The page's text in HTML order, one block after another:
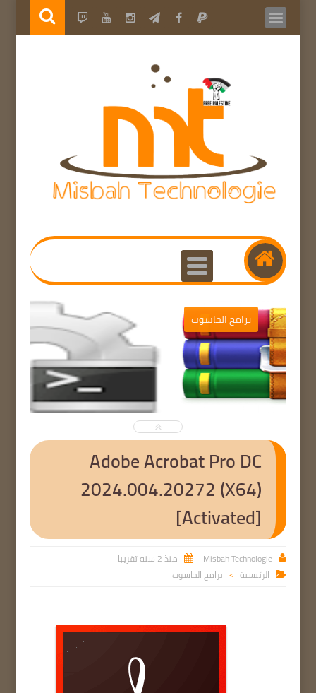
برامج الحاسوب
Adobe Acrobat Pro DC
2024.004.20272 (X64)
[Activated]

Misbah Technologie
 منذ 2 سنه تقريبا
 الرئيسية > برامج الحاسوب